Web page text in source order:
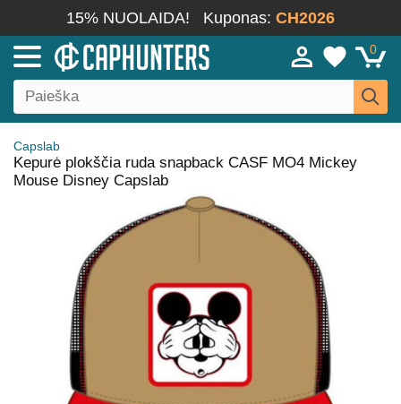
15% NUOLAIDA! Kuponas: CH2026
0
Capslab
Kepurė plokščia ruda snapback CASF MO4 Mickey
Mouse Disney Capslab